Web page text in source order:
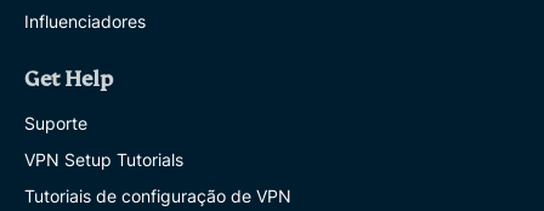
Influenciadores
Get Help
Suporte
VPN Setup Tutorials
Tutoriais de configuração de VPN